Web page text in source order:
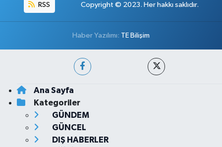
RSS Copyright © 2023. Her hakkı saklıdır.
Haber Yazılımı: TE Bilişim
Ana Sayfa
Kategoriler
GÜNDEM
GÜNCEL
DIŞ HABERLER